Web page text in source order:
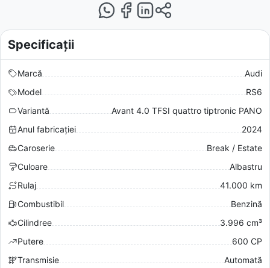
Specificații
Marcă
Audi
Model
RS6
Variantă
Avant 4.0 TFSI quattro tiptronic PANO
Anul fabricației
2024
Caroserie
Break / Estate
Culoare
Albastru
Rulaj
41.000 km
Combustibil
Benzină
Cilindree
3.996 cm³
Putere
600 CP
Transmisie
Automată